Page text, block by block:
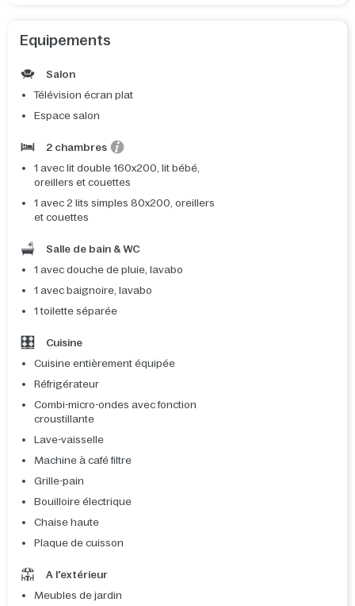
Equipements
Salon
Télévision écran plat
Espace salon
2 chambres
1 avec lit double 160x200, lit bébé,
oreillers et couettes
1 avec 2 lits simples 80x200, oreillers
et couettes
Salle de bain & WC
1 avec douche de pluie, lavabo
1 avec baignoire, lavabo
1 toilette séparée
Cuisine
Cuisine entièrement équipée
Réfrigérateur
Combi-micro-ondes avec fonction
croustillante
Lave-vaisselle
Machine à café filtre
Grille-pain
Bouilloire électrique
Chaise haute
Plaque de cuisson
A l'extérieur
Meubles de jardin